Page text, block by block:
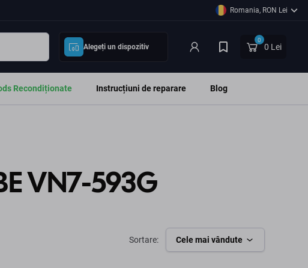
Romania, RON Lei
Alegeți un dispozitiv
0
0 Lei
Recondiționate Instrucțiuni de reparare Blog
VN7-593G
Sortare: Cele mai vândute